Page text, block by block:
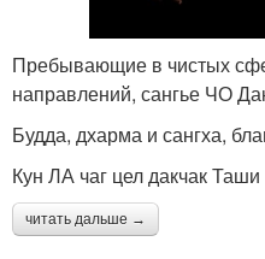
Пребывающие в чистых
направлений, сангье ЧО
Будда, дхарма и сангха,
Кун ЛА чаг цел дакчак
читать дальше →